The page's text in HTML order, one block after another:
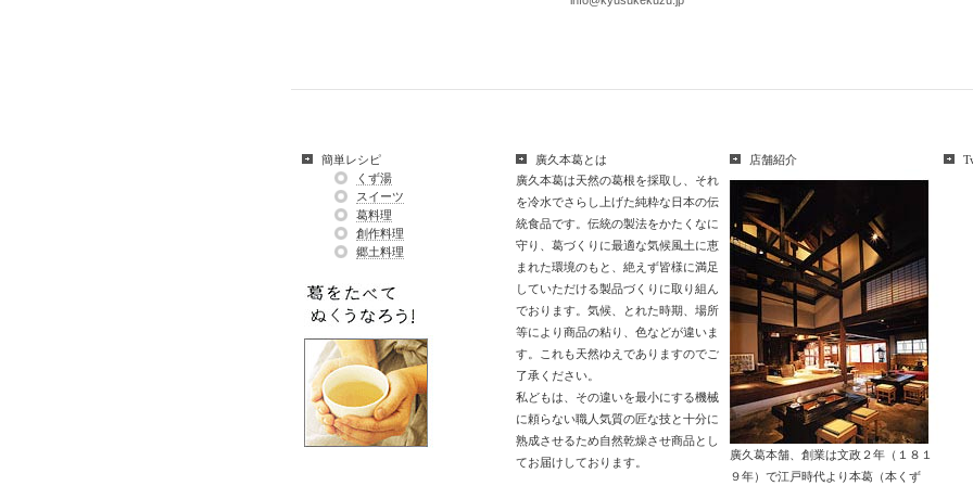
簡単レシピ
くず湯
スイーツ
葛料理
創作料理
郷土料理
廣久本葛とは
廣久本葛は天然の葛根を採取し、それ
を冷水でさらし上げた純粋な日本の伝
統食品です。伝統の製法をかたくなに
守り、葛づくりに最適な気候風土に恵
まれた環境のもと、絶えず皆様に満足
していただける製品づくりに取り組ん
でおります。気候、とれた時期、場所
等により商品の粘り、色などが違いま
す。これも天然ゆえでありますのでご
了承ください。
私どもは、その違いを最小にする機械
に頼らない職人気質の匠な技と十分に
熟成させるため自然乾燥させ商品とし
てお届けしております。
店舗紹介
廣久葛本舗、創業は文政２年（１８１
９年）で江戸時代より本葛（本くず